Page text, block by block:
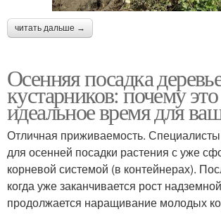
читать дальше →
Осенняя посадка
кустарников: почему это
идеальное время для
Отличная приживаемость.
для осенней посадки растения с уже
корневой системой (в контейнерах).
когда уже заканчивается рост
продолжается наращивание молодых